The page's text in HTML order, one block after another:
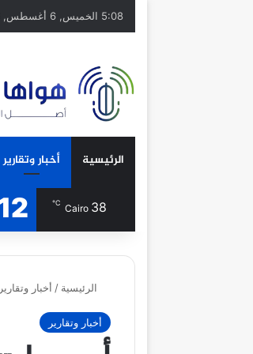
5:08 الخميس, 6 أغسطس, 2026
الرئيسية أخبار وتقارير
Cairo 38
℃
الرئيسية / أخبار وتقارير
أخبار وتقارير